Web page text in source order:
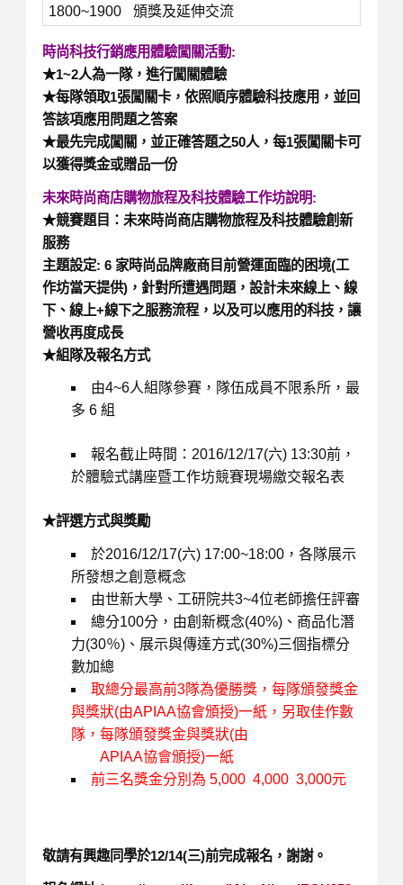
1800~1900
頒獎及延伸交流
時尚科技行銷應用體驗闖關活動:
★1~2人為一隊，進行闖關體驗
★每隊領取1張闖關卡，依照順序體驗科技應用，並回
答該項應用問題之答案
★最先完成闖關，並正確答題之50人，每1張闖關卡可
以獲得獎金或贈品一份
未來時尚商店購物旅程及科技體驗工作坊說明:
★競賽題目： 未來時尚商店購物旅程及科技體驗創新
服務
主題設定: 6 家時尚品牌廠商目前營運面臨的困境(工
作坊當天提供)，針對所遭遇問題，設計未來線上、線
下、線上+線下之服務流程，以及可以應用的科技，讓
營收再度成長
★組隊及報名方式
由4~6人組隊參賽，隊伍成員不限系所，最
多 6 組
報名截止時間：2016/12/17(六) 13:30前，
於體驗式講座暨工作坊競賽現場繳交報名表
★評選方式與獎勵
於2016/12/17(六) 17:00~18:00，各隊展示
所發想之創意概念
由世新大學、工研院共3~4位老師擔任評審
總分100分，由創新概念(40%)、商品化潛
力(30％)、展示與傳達方式(30%)三個指標分
數加總
取總分最高前3隊為優勝獎，每隊頒發獎金
與獎狀(由APIAA協會頒授)一紙，另取佳作數
隊，每隊頒發獎金與獎狀(由
APIAA協會頒授)一紙
前三名獎金分別為 5,000 4,000 3,000元
敬請有興趣同學於12/14(三)前完成報名，謝謝。